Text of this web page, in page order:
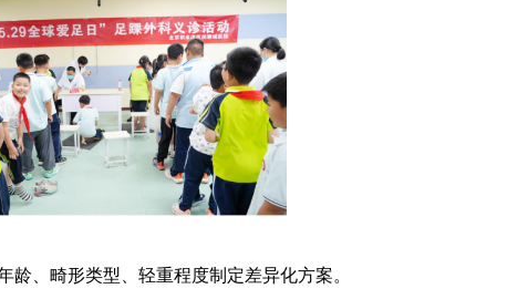
、畸形类型、轻重程度制定差异化方案。